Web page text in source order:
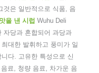
것은 일반적으로 식품, 음
맛을 낸 시럽 Wuhu Deli
자당과 혼합되어 과당과
대한 발휘하고 풍미가 일
다. 고유한 특성으로 신
료, 청량 음료, 차가운 음